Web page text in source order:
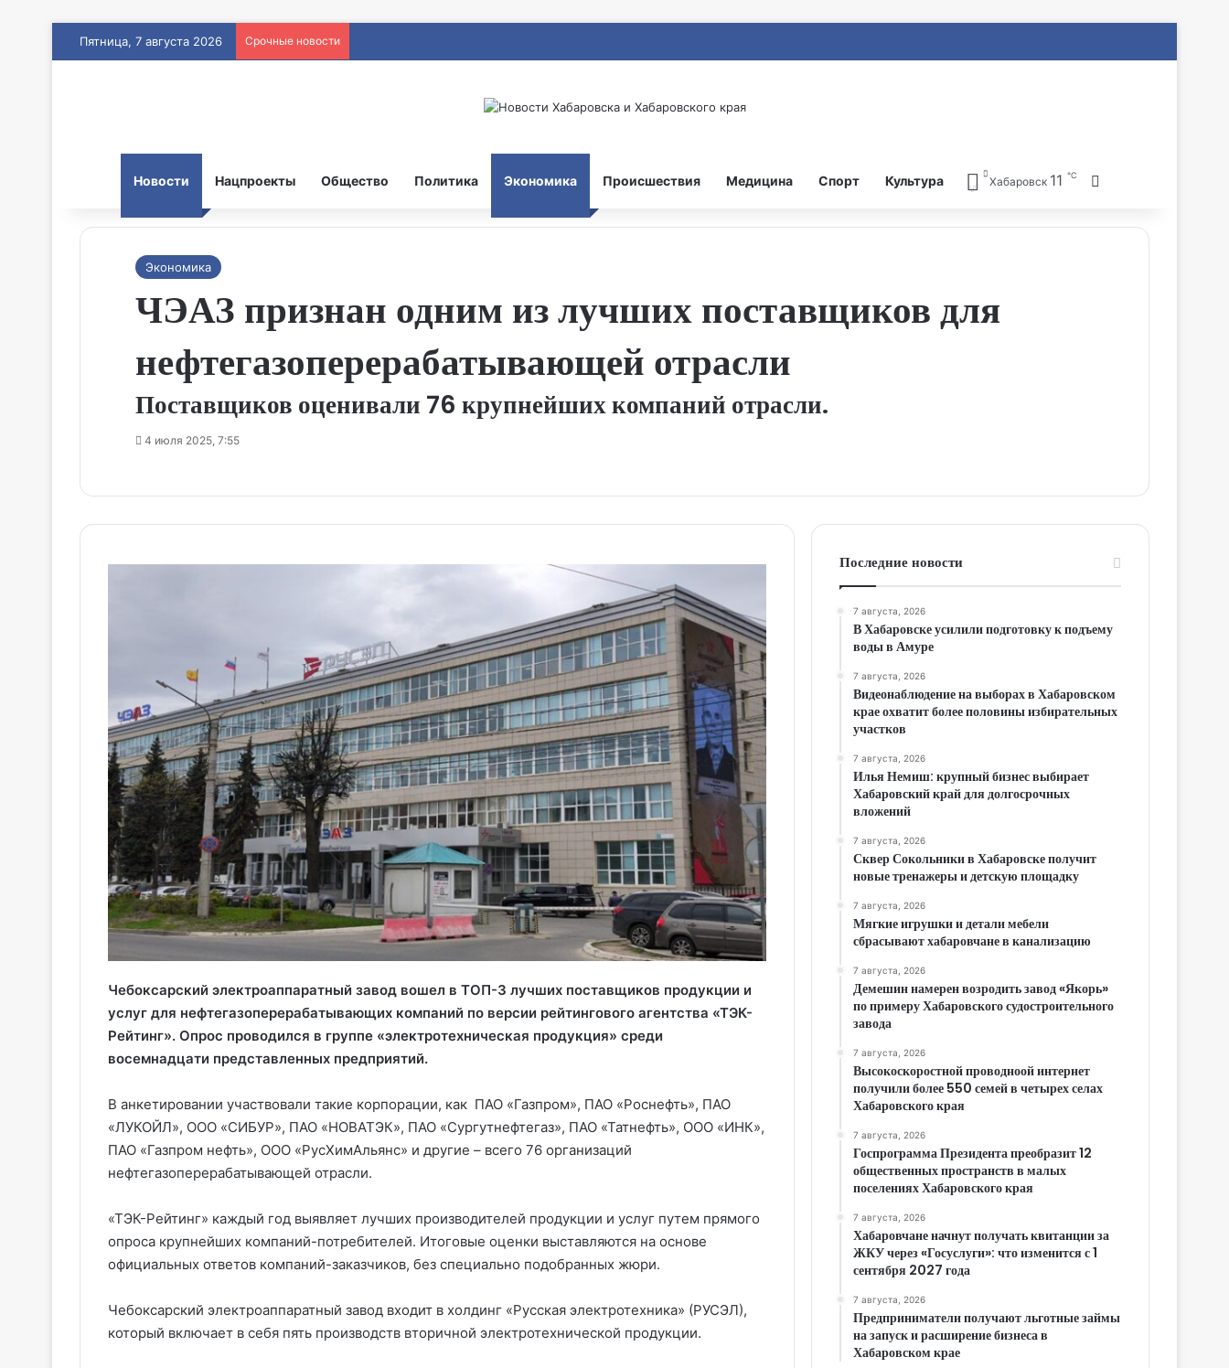
Пятница, 7 августа 2026 Срочные новости
Новости Нацпроекты Общество Политика Экономика Происшествия Медицина Спорт Культура Хабаровск 11 ℃
Экономика
ЧЭАЗ признан одним из лучших поставщиков для
нефтегазоперерабатывающей отрасли
Поставщиков оценивали 76 крупнейших компаний отрасли.
4 июля 2025, 7:55
Чебоксарский электроаппаратный завод вошел в ТОП-3 лучших поставщиков продукции и
услуг для нефтегазоперерабатывающих компаний по версии рейтингового агентства «ТЭК-
Рейтинг». Опрос проводился в группе «электротехническая продукция» среди
восемнадцати представленных предприятий.
В анкетировании участвовали такие корпорации, как ПАО «Газпром», ПАО «Роснефть», ПАО
«ЛУКОЙЛ», ООО «СИБУР», ПАО «НОВАТЭК», ПАО «Сургутнефтегаз», ПАО «Татнефть», ООО «ИНК»,
ПАО «Газпром нефть», ООО «РусХимАльянс» и другие – всего 76 организаций
нефтегазоперерабатывающей отрасли.
«ТЭК-Рейтинг» каждый год выявляет лучших производителей продукции и услуг путем прямого
опроса крупнейших компаний-потребителей. Итоговые оценки выставляются на основе
официальных ответов компаний-заказчиков, без специально подобранных жюри.
Чебоксарский электроаппаратный завод входит в холдинг «Русская электротехника» (РУСЭЛ),
который включает в себя пять производств вторичной электротехнической продукции.
Последние новости
7 августа, 2026
В Хабаровске усилили подготовку к подъему
воды в Амуре
7 августа, 2026
Видеонаблюдение на выборах в Хабаровском
крае охватит более половины избирательных
участков
7 августа, 2026
Илья Немиш: крупный бизнес выбирает
Хабаровский край для долгосрочных
вложений
7 августа, 2026
Сквер Сокольники в Хабаровске получит
новые тренажеры и детскую площадку
7 августа, 2026
Мягкие игрушки и детали мебели
сбрасывают хабаровчане в канализацию
7 августа, 2026
Демешин намерен возродить завод «Якорь»
по примеру Хабаровского судостроительного
завода
7 августа, 2026
Высокоскоростной проводноой интернет
получили более 550 семей в четырех селах
Хабаровского края
7 августа, 2026
Госпрограмма Президента преобразит 12
общественных пространств в малых
поселениях Хабаровского края
7 августа, 2026
Хабаровчане начнут получать квитанции за
ЖКУ через «Госуслуги»: что изменится с 1
сентября 2027 года
7 августа, 2026
Предприниматели получают льготные займы
на запуск и расширение бизнеса в
Хабаровском крае